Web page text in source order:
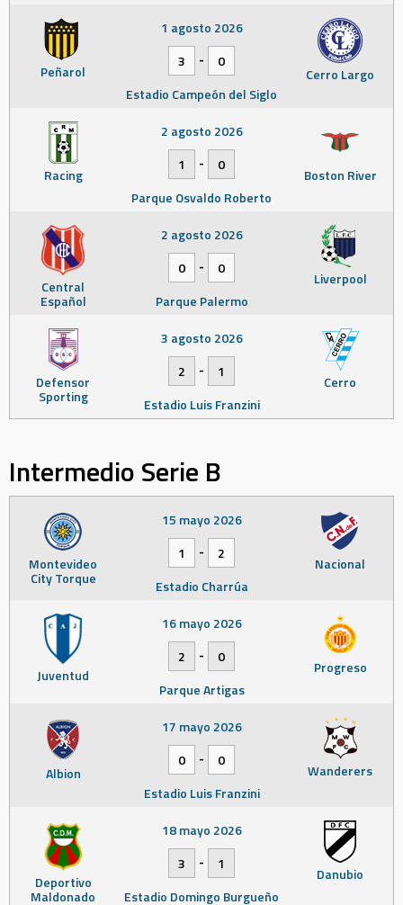
Peñarol Cerro Largo
1 agosto 2026
3
-
0
Estadio Campeón del Siglo
Racing Boston River
2 agosto 2026
1
-
0
Parque Osvaldo Roberto
Central
Español
Liverpool
2 agosto 2026
0
-
0
Parque Palermo
Defensor
Sporting
Cerro
3 agosto 2026
2
-
1
Estadio Luis Franzini
Intermedio Serie B
Montevideo
City Torque
Nacional
15 mayo 2026
1
-
2
Estadio Charrúa
Juventud Progreso
16 mayo 2026
2
-
0
Parque Artigas
Albion Wanderers
17 mayo 2026
0
-
0
Estadio Luis Franzini
Deportivo
Maldonado
Danubio
18 mayo 2026
3
-
1
Estadio Domingo Burgueño